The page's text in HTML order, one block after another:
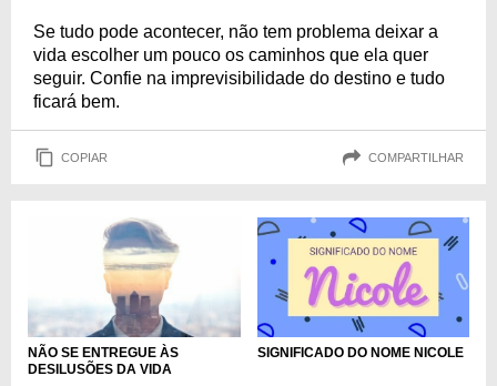
Se tudo pode acontecer, não tem problema deixar a
vida escolher um pouco os caminhos que ela quer
seguir. Confie na imprevisibilidade do destino e tudo
ficará bem.
COPIAR COMPARTILHAR
NÃO SE ENTREGUE ÀS
DESILUSÕES DA VIDA
SIGNIFICADO DO NOME NICOLE